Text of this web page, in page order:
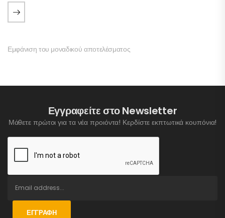
Εμφάνιση του μοναδικού αποτελέσματος
Εγγραφείτε στο Newsletter
Μάθετε πρώτοι για τα νέα προιόντα! Κερδίστε εκπτωτικά κουπόνια!
ΕΓΓΡΑΦΉ